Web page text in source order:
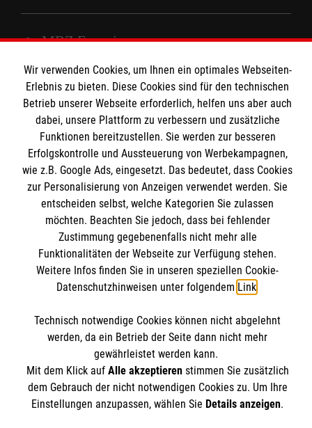
MBZ Euregio
Kurse für Ärzte
Kurse für Rettungsdienstler
Internationale Kurskonzepte
Informationen
Kontakt
Impressum
Datenschutz
AGB
Malteser online
Malteserorden
Malteser Jugend
Malteser International
Sharepoint
Soziale Netzwerke
Der Malteser Hilfsdienst e.V. ist als eingetragene
gemeinnützige Organisation von der Körperschaft- und
Gewerbesteuer befreit.
Wir verwenden Cookies, um Ihnen ein optimales Webseiten-
Erlebnis zu bieten. Diese Cookies sind für den technischen
Betrieb unserer Webseite erforderlich, helfen uns aber auch
dabei, unsere Plattform zu verbessern und zusätzliche
Funktionen bereitzustellen. Sie werden zur besseren
Erfolgskontrolle und Aussteuerung von Werbekampagnen,
wie z.B. Google Ads, eingesetzt. Das bedeutet, dass Cookies
zur Personalisierung von Anzeigen verwendet werden. Sie
entscheiden selbst, welche Kategorien Sie zulassen
möchten. Beachten Sie jedoch, dass bei fehlender
Zustimmung gegebenenfalls nicht mehr alle
Funktionalitäten der Webseite zur Verfügung stehen.
Weitere Infos finden Sie in unseren speziellen Cookie-
Datenschutzhinweisen unter folgendem Link.
Technisch notwendige Cookies können nicht abgelehnt
werden, da ein Betrieb der Seite dann nicht mehr
gewährleistet werden kann.
Mit dem Klick auf Alle akzeptierenstimmen Sie zusätzlich
dem Gebrauch der nicht notwendigen Cookies zu. Um Ihre
Einstellungen anzupassen, wählen Sie Details anzeigen.